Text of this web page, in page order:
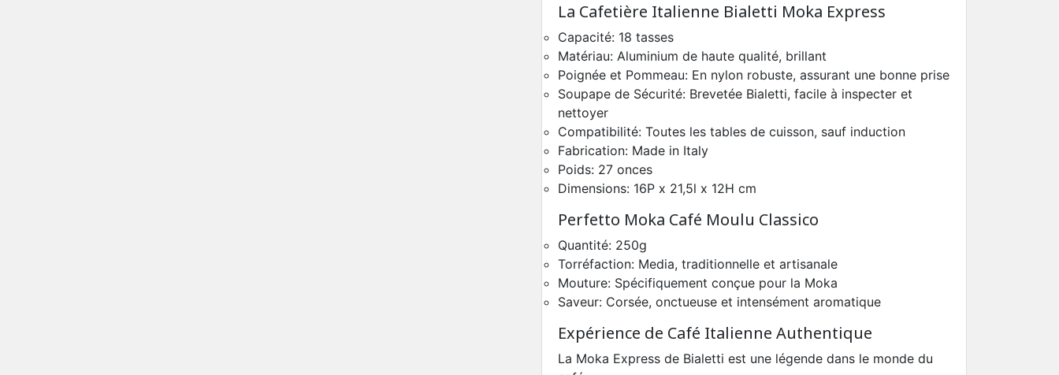
La Cafetière Italienne Bialetti Moka Express
Capacité: 18 tasses
Matériau: Aluminium de haute qualité, brillant
Poignée et Pommeau: En nylon robuste, assurant une bonne prise
Soupape de Sécurité: Brevetée Bialetti, facile à inspecter et
nettoyer
Compatibilité: Toutes les tables de cuisson, sauf induction
Fabrication: Made in Italy
Poids: 27 onces
Dimensions: 16P x 21,5l x 12H cm
Perfetto Moka Café Moulu Classico
Quantité: 250g
Torréfaction: Media, traditionnelle et artisanale
Mouture: Spécifiquement conçue pour la Moka
Saveur: Corsée, onctueuse et intensément aromatique
Expérience de Café Italienne Authentique
La Moka Express de Bialetti est une légende dans le monde du